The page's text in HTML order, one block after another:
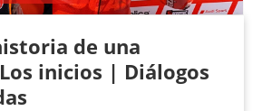
de una
inicios | Diálogos